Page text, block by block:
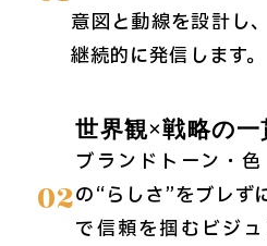
意図と動線を設計し
継続的に発信します。
02
世界観×戦略の一
ブランドトーン・
の“らしさ”をブレず
で信頼を掴むビジ